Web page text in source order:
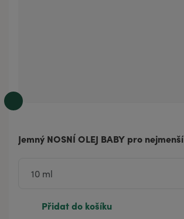
Jemný NOSNÍ OLEJ BABY pro nejmenší
Přidat do košíku